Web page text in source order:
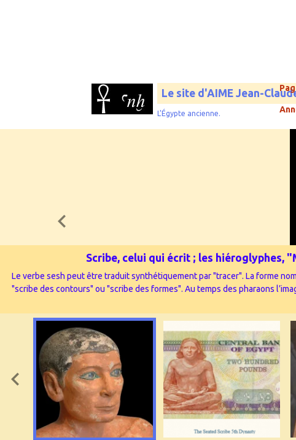
Le site d'AIME Jean-
L'Égypte ancienne.
Scribe, celui qui écrit ; les hiéroglyphes,
Le verbe sesh peut être traduit synthétiquement par "tracer". La forme
"scribe des contours" ou "scribe des formes". Au temps des pharaons